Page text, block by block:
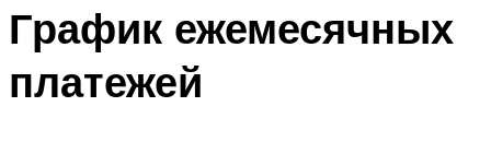
График ежемесячных
платежей